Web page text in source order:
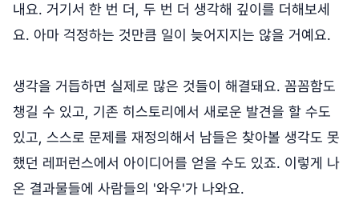
내요. 거기서 한 번 더, 두 번 더 생각해 깊이를 더해보세
요. 아마 걱정하는 것만큼 일이 늦어지지는 않을 거예요.
생각을 거듭하면 실제로 많은 것들이 해결돼요. 꼼꼼함도
챙길 수 있고, 기존 히스토리에서 새로운 발견을 할 수도
있고, 스스로 문제를 재정의해서 남들은 찾아볼 생각도 못
했던 레퍼런스에서 아이디어를 얻을 수도 있죠. 이렇게 나
온 결과물들에 사람들의 '와우'가 나와요.